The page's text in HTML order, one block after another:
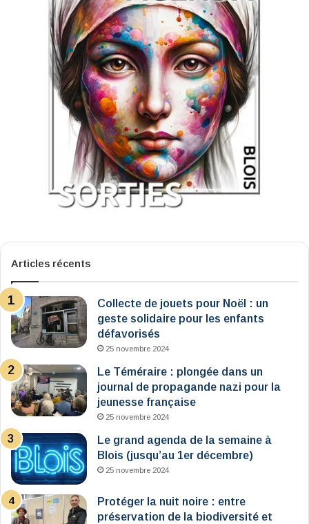
Articles récents
Collecte de jouets pour Noël : un
geste solidaire pour les enfants
défavorisés
25 novembre 2024
Le Téméraire : plongée dans un
journal de propagande nazi pour la
jeunesse française
25 novembre 2024
Le grand agenda de la semaine à
Blois (jusqu’au 1er décembre)
25 novembre 2024
Protéger la nuit noire : entre
préservation de la biodiversité et